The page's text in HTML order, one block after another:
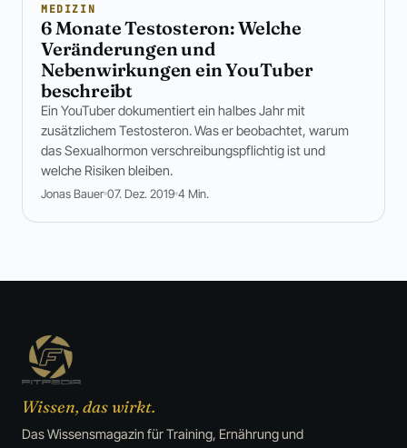
MEDIZIN
6 Monate Testosteron: Welche
Veränderungen und
Nebenwirkungen ein YouTuber
beschreibt
Ein YouTuber dokumentiert ein halbes Jahr mit
zusätzlichem Testosteron. Was er beobachtet, warum
das Sexualhormon verschreibungspflichtig ist und
welche Risiken bleiben.
Jonas Bauer 07. Dez. 2019 4 Min.
Wissen, das wirkt.
Das Wissensmagazin für Training, Ernährung und